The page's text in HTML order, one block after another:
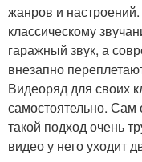
жанров и
классическому
гаражный звук, а
внезапно
Видеоряд для своих
самостоятельно. Сам
такой подход очень
видео у него уходит